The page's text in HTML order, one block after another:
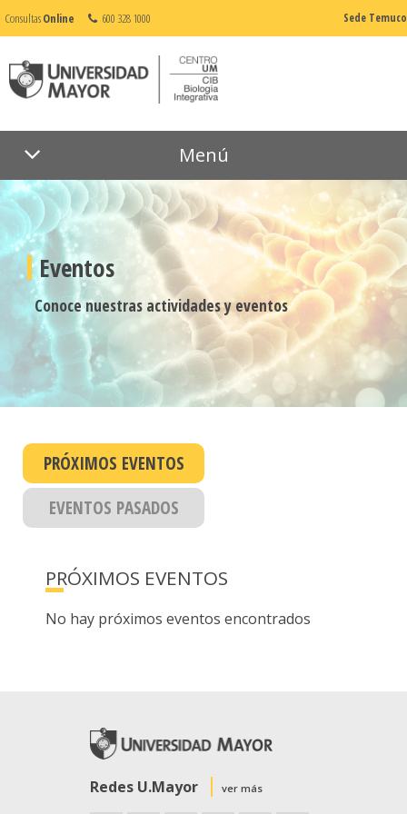
ConsultasOnline 600 328 1000 Sede Temuco
Menú
Eventos
Conoce nuestras actividades y eventos
PRÓXIMOS EVENTOS
EVENTOS PASADOS
PRÓXIMOS EVENTOS
No hay próximos eventos encontrados
Redes U.Mayor ver más